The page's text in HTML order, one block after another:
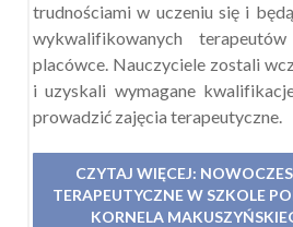
trudnościami w uczeniu się i
wykwalifikowanych
placówce. Nauczyciele zostali
i uzyskali wymagane
prowadzić zajęcia terapeutyczne.
CZYTAJ WIĘCEJ:
TERAPEUTYCZNE W SZKOLE
KORNELA